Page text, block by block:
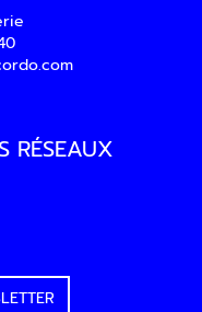
RÉSEAUX